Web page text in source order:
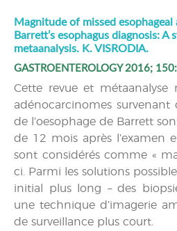
Magnitude of missed
Barrett’s esophagus diagnosis: A
metaanalysis. K. VISRODIA.
GASTROENTEROLOGY 2016;
Cette revue et
adénocarcinomes survenant
de l’oesophage de Barrett
de 12 mois après l’examen
sont considérés comme «
ci. Parmi les solutions
initial plus long – des
une technique d’imagerie
de surveillance plus court.